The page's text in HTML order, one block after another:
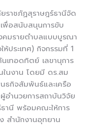
าชภัฏสุราษฎร์ธานีจัด
พื่อสนับสนุนการขับ
คมรายตำบลแบบบูรณา
ประเทศ) กิจกรรมที่ 1
เทอดทิตย์ เลขานุการ
ในงาน โดยมี ดร.สม
กิจสัมพันธ์และเครือ
ำนวยการสถาบันวิจัย
านี พร้อมคณะให้การ
สำนักงานอุทยาน